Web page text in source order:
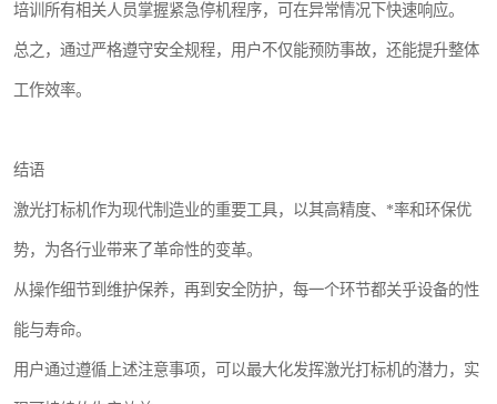
培训所有相关人员掌握紧急停机程序，可在异常情况下快速响应。
总之，通过严格遵守安全规程，用户不仅能预防事故，还能提升整体
工作效率。
结语
激光打标机作为现代制造业的重要工具，以其高精度、*率和环保优
势，为各行业带来了革命性的变革。
从操作细节到维护保养，再到安全防护，每一个环节都关乎设备的性
能与寿命。
用户通过遵循上述注意事项，可以最大化发挥激光打标机的潜力，实